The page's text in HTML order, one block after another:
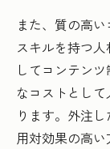
また、質の高
スキルを持つ
してコンテン
なコストとし
ります。外注
用対効果の高い